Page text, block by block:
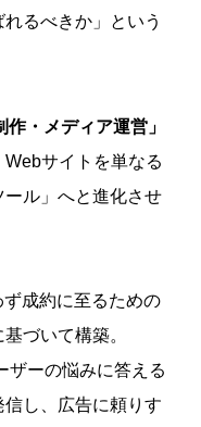
るべきか」という
・メディア運営」
サイトを単なる
ル」へと進化させ
成約に至るための
づいて構築。
ザーの悩みに答える
し、広告に頼りす